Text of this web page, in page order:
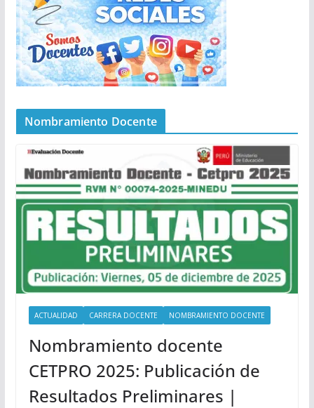
Nombramiento Docente
ACTUALIDAD CARRERA DOCENTE NOMBRAMIENTO DOCENTE
Nombramiento docente
CETPRO 2025: Publicación de
Resultados Preliminares |